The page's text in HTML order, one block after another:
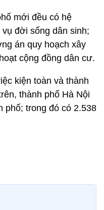
mới đều có hệ
đời sống dân sinh;
án quy hoạch xây
cộng đồng dân cư.
kiện toàn và thành
thành phố Hà Nội
phố; trong đó có 2.538